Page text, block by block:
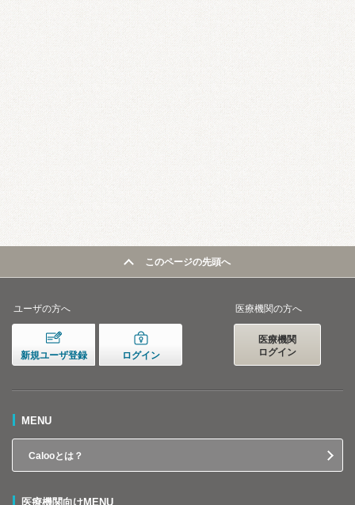
このページの先頭へ
ユーザの方へ
新規ユーザ登録 ログイン
医療機関の方へ
医療機関
ログイン
MENU
Calooとは？
医療機関向けMENU